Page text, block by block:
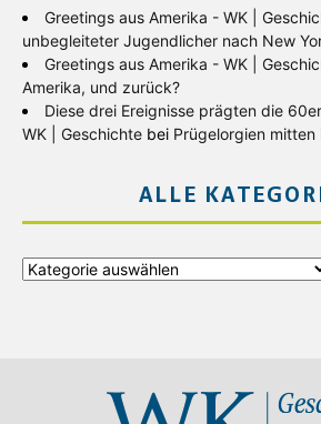
Greetings aus Amerika - WK |
unbegleiteter Jugendlicher nach New
Greetings aus Amerika - WK |
Amerika, und zurück?
Diese drei Ereignisse prägten die
WK | Geschichte bei Prügelorgien
ALLE
Alle